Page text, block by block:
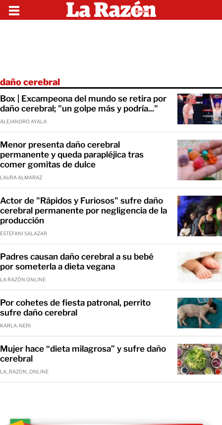
daño cerebral
Box | Excampeona del mundo se retira por
daño cerebral; "un golpe más y podría..."
ALEJANDRO AYALA
Menor presenta daño cerebral
permanente y queda parapléjica tras
comer gomitas de dulce
LAURA ALMARAZ
Actor de "Rápidos y Furiosos" sufre daño
cerebral permanente por negligencia de la
producción
ESTEFANI SALAZAR
Padres causan daño cerebral a su bebé
por someterla a dieta vegana
LA RAZÓN ONLINE
Por cohetes de fiesta patronal, perrito
sufre daño cerebral
KARLA-NERI
Mujer hace “dieta milagrosa” y sufre daño
cerebral
LA_RAZON_ONLINE